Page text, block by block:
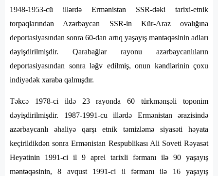
1948-1953-cü illərdə Ermənistan SSR-dəki tarixi-etnik
torpaqlarından Azərbaycan SSR-in Kür-Araz ovalığına
deportasiyasından sonra 60-dan artıq yaşayış məntəqəsinin adları
dəyişdirilmişdir. Qarabağlar rayonu azərbaycanlıların
deportasiyasından sonra ləğv edilmiş, onun kəndlərinin çoxu
indiyədək xaraba qalmışdır.
Təkcə 1978-ci ildə 23 rayonda 60 türkmənşəli toponim
dəyişdirilmişdir. 1987-1991-cu illərdə Ermənistan ərazisində
azərbaycanlı əhaliyə qarşı etnik təmizləmə siyasəti həyata
keçirildikdən sonra Ermənistan Respublikası Ali Soveti Rəyasət
Heyətinin 1991-ci il 9 aprel tarixli fərmanı ilə 90 yaşayış
məntəqəsinin, 8 avqust 1991-ci il fərmanı ilə 16 yaşayış